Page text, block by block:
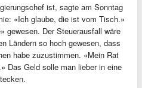
ist, sagte am Sonntag
«Ich glaube, die ist vom Tisch.»
gewesen. Der Steuerausfall wäre
Ländern so hoch gewesen, dass
habe zuzustimmen. «Mein Rat
Das Geld solle man lieber in eine